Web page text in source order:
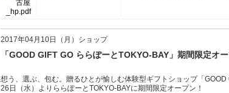
2017年04月10日（月）ショップ
「GOOD GIFT GO ららぽーとTOKYO-BAY」期間限定オー
想う、選ぶ、包む。贈るひとが愉しむ体験型ギフトショップ「
26日（水）よりららぽーとTOKYO-BAYに期間限定オープン！